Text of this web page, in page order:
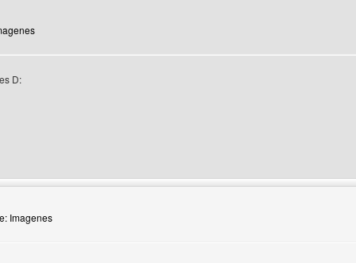
D:
autor: songokuss
Imagenes